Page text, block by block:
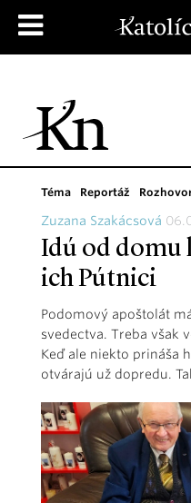
Téma Reportáž
Zuzana Szakácsová
Idú od domu
ich Pútnici
Podomový apoštolát
svedectva. Treba však
Keď ale niekto prináša
otvárajú už dopredu.